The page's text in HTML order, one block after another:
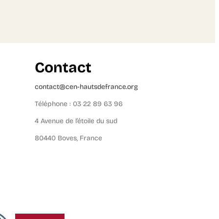
Contact
contact@cen-hautsdefrance.org
Téléphone : 03 22 89 63 96
4 Avenue de l’étoile du sud
80440 Boves, France